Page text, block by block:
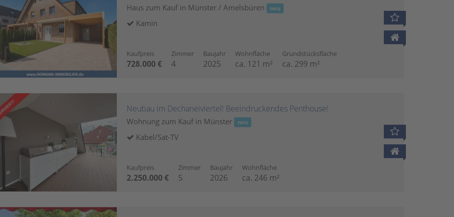
Haus zum Kauf in Münster / Amelsbüren neu
Kamin
Kaufpreis
728.000 €
Zimmer
4
Baujahr
2025
Wohnfläche
ca. 121 m²
Grundstücksfläche
ca. 299 m²
Neubau im Dechaneiviertel! Beeindruckendes Penthouse!
Wohnung zum Kauf in Münster neu
Kabel/Sat-TV
Kaufpreis
2.250.000 €
Zimmer
5
Baujahr
2026
Wohnfläche
ca. 246 m²